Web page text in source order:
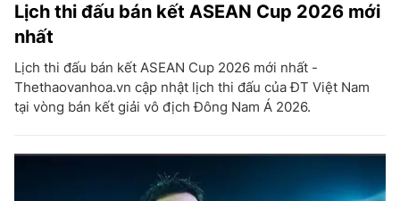
Lịch thi đấu bán kết ASEAN Cup 2026 mới
nhất
Lịch thi đấu bán kết ASEAN Cup 2026 mới nhất -
Thethaovanhoa.vn cập nhật lịch thi đấu của ĐT Việt Nam
tại vòng bán kết giải vô địch Đông Nam Á 2026.